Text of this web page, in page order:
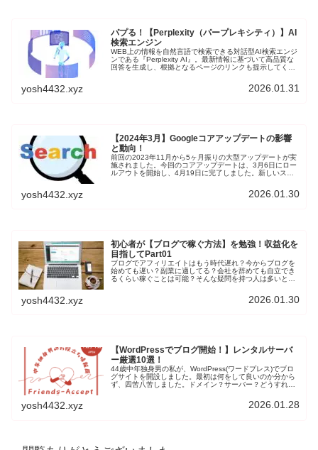
パプる！【Perplexity（パープレキシティ）】AI
検索エンジン
WEB上の情報を自然言語で検索できる対話型AI検索エンジ
ンである『Perplexity AI』。最新情報に基づいて高品質な
回答を生成し、根拠となるページのリンクも提示してくれ
す。Perplexityは無料でも使用することができます。
yosh4432.xyz 2026.01.31
【2024年3月】Googleコアアップデートの影響
と動向！
前回の2023年11月から5ヶ月振りの大型アップデートが実
施されました。今回のコアアップデートは、3月6日にロー
ルアウトを開始し、4月19日に完了しました。新しいスパ
にスパムアップデートがロールアウト完了しました。個人
ブログはオワコンなのか？ブログ初心者の立場から情報を
yosh4432.xyz 2026.01.30
初心者が【ブログで稼ぐ方法】を勉強！収益化を
目指してPart01
ブログでアフィリエイトはもう時代遅れ？今からブログを
始めても遅い？副業に適してる？会社を辞めても自立でき
るくらい稼ぐことは可能？そんな疑問を持つ人は多いと思
冊の本からノウハウを学び、実践することでどうなるのか
yosh4432.xyz 2026.01.30
【WordPressでブログ開始！】レンタルサーバ
ー厳選10選！
44歳中年独身男の私が、WordPress(ワードプレス)でブロ
グサイトを開設しました。最初は何をして良いのか分から
ず、四苦八苦しました。ドメイン？サーバー？どうすれば
yosh4432.xyz 2026.01.28